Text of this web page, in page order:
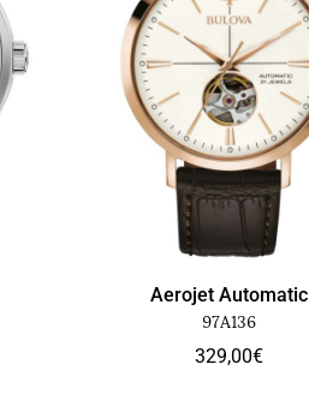
Aerojet Automatic
97A136
329,00€